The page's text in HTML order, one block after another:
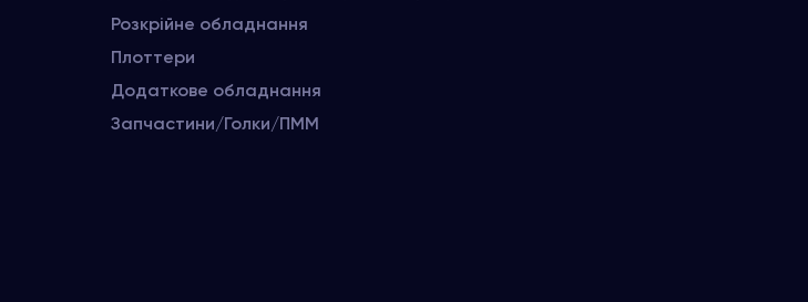
Розкрійне обладнання
Плоттери
Додаткове обладнання
Запчастини/Голки/ПММ